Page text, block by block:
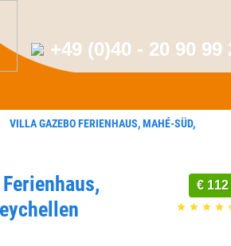
+49 (0)40 - 20 90 99
VILLA GAZEBO FERIENHAUS, MAHÉ-SÜD,
€ 112